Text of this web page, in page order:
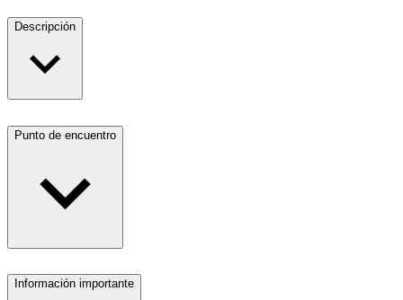
Descripción
Punto de encuentro
Información importante